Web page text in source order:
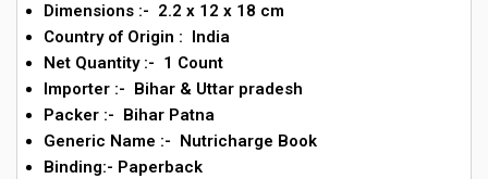
Dimensions ‏:- ‎ 2.2 x 12 x 18 cm
Country of Origin ‏: ‎ India
Net Quantity ‏:- ‎ 1 Count
Importer :- ‎ Bihar & Uttar pradesh
Packer ‏:- ‎ Bihar Patna
Generic Name :- ‎ Nutricharge Book
Binding:- Paperback